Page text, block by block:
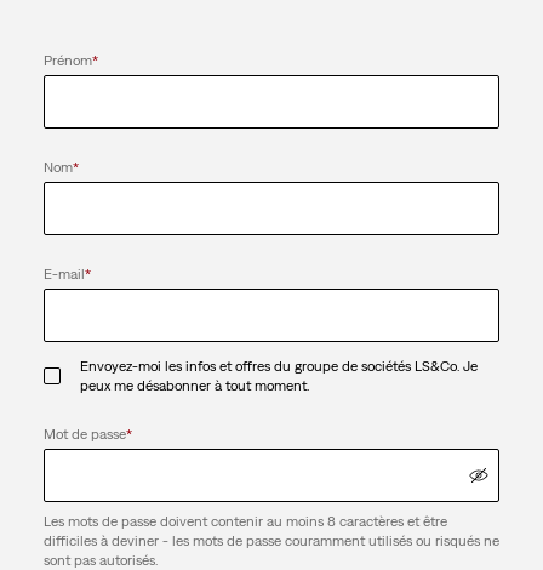
Prénom*
Nom*
E-mail*
Envoyez-moi les infos et offres du groupe de sociétés LS&Co. Je
peux me désabonner à tout moment.
Mot de passe*
Les mots de passe doivent contenir au moins 8 caractères et être
difficiles à deviner - les mots de passe couramment utilisés ou risqués ne
sont pas autorisés.